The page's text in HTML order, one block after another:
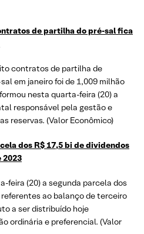
de partilha do pré-sal fica
contratos de partilha de
em janeiro foi de 1,009 milhão
nesta quarta-feira (20) a
responsável pela gestão e
reservas. (Valor Econômico)
dos R$ 17,5 bi de dividendos
2023
feira (20) a segunda parcela dos
ao balanço de terceiro
a ser distribuído hoje
ordinária e preferencial. (Valor